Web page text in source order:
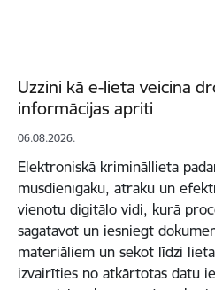
Uzzini kā e-lieta veicina
informācijas apriti
06.08.2026.
Elektroniskā krimināllieta
mūsdienīgāku, ātrāku un
vienotu digitālo vidi, kurā
sagatavot un iesniegt
materiāliem un sekot līdzi
izvairīties no atkārtotas datu